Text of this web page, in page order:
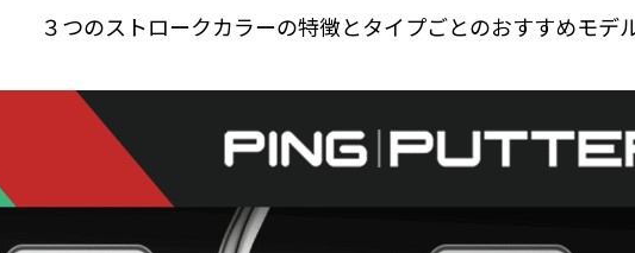
３つのストロークカラーの特徴とタイプごとのおすすめモデ